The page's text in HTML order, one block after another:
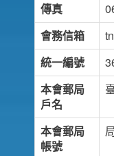
傳真
會務信箱
統一編號
本會郵局
戶名
本會郵局
帳號